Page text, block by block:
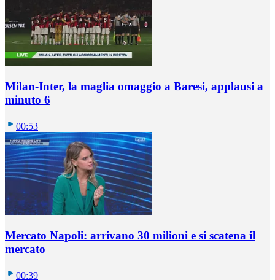
Milan-Inter, la maglia omaggio a Baresi, applausi a
minuto 6
00:53
Mercato Napoli: arrivano 30 milioni e si scatena il
mercato
00:39